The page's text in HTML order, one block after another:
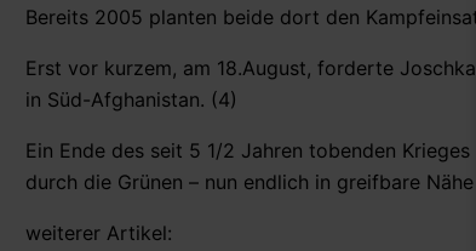
Bereits 2005 planten beide dort den
Erst vor kurzem, am 18.August, forderte
in Süd-Afghanistan. (4)
Ein Ende des seit 5 1/2 Jahren tobenden
durch die Grünen – nun endlich in greifbare Nähe
weiterer Artikel: